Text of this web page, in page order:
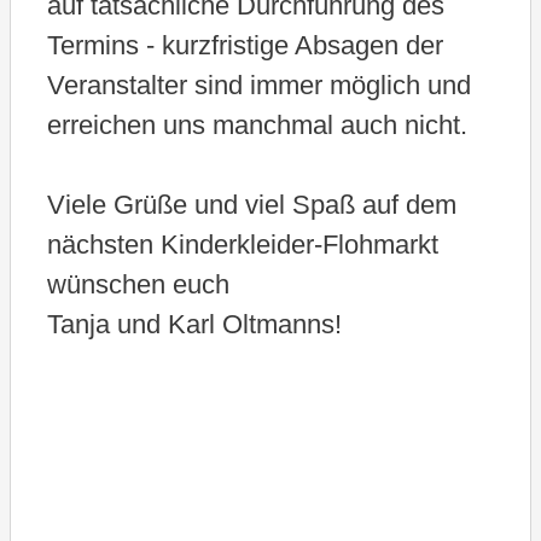
Termins - kurzfristige Absagen der
Veranstalter sind immer möglich und
erreichen uns manchmal auch nicht.
Viele Grüße und viel Spaß auf dem
nächsten Kinderkleider-Flohmarkt
wünschen euch
Tanja und Karl Oltmanns!